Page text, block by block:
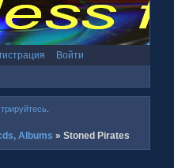
Войти
.
Albums »Stoned Pirates